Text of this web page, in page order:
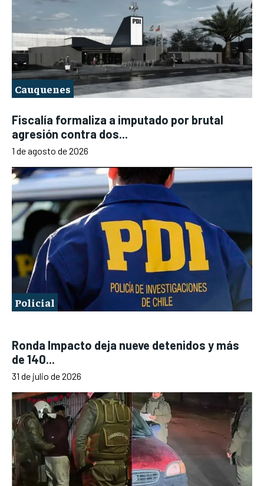
Cauquenes
Fiscalía formaliza a imputado por brutal
agresión contra dos...
1 de agosto de 2026
Policial
Ronda Impacto deja nueve detenidos y más
de 140...
31 de julio de 2026